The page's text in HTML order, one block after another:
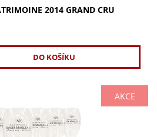
2014 GRAND CRU
AKCE
6ti skleniček 16cl. Tulipánové
a bublinky. Vychutnejte si plnou